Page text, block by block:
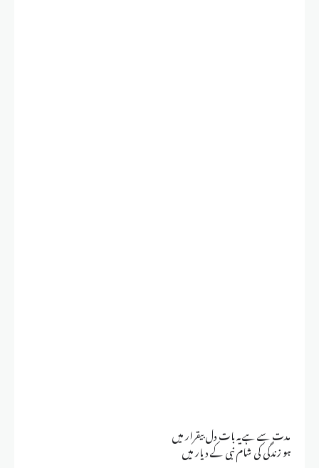
مدت سے ہے یہ بات دل بیقرار میں
ہو زندگی کی شام نبی کے دیار میں